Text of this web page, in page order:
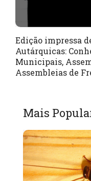
Edição impressa
Autárquicas:
Municipais,
Assembleias de
Mais